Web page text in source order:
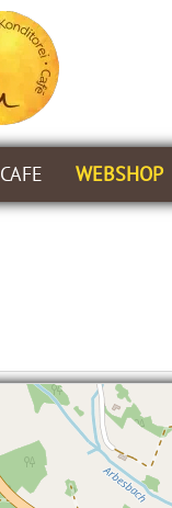
CAFE WEBSHOP